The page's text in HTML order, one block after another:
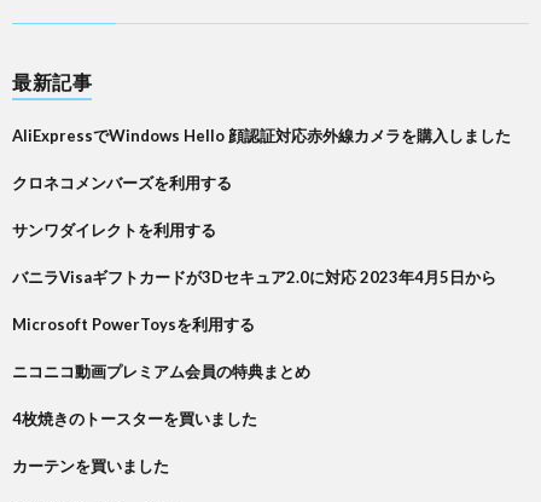
最新記事
AliExpressでWindows Hello 顔認証対応赤外線カメラを購入しました
クロネコメンバーズを利用する
サンワダイレクトを利用する
バニラVisaギフトカードが3Dセキュア2.0に対応 2023年4月5日から
Microsoft PowerToysを利用する
ニコニコ動画プレミアム会員の特典まとめ
4枚焼きのトースターを買いました
カーテンを買いました